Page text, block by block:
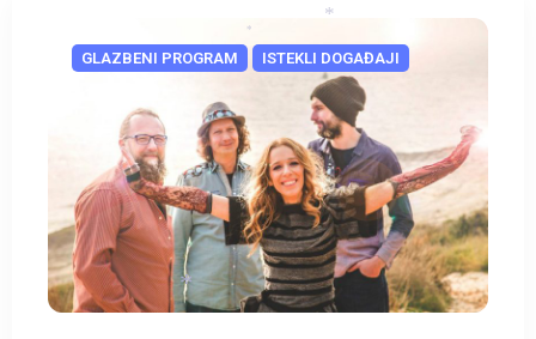
GLAZBENI PROGRAM ISTEKLI DOGAĐAJI
*